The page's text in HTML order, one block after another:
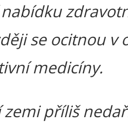
se ocitnou v
medicíny.
zemi příliš